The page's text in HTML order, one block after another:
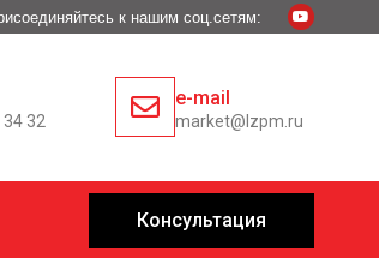
к нашим соц.сетям:
34 32
e-mail
market@lzpm.ru
Консультация